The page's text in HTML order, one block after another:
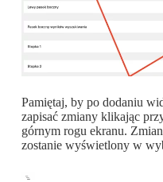
Pamiętaj, by po dodaniu
zapisać zmiany klikając
górnym rogu ekranu.
zostanie wyświetlony w